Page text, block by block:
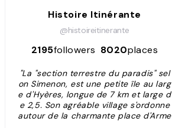
Histoire Itinérante
@histoireitinerante
2195followers 8020places
"La "section terrestre du paradis" sel
on Simenon, est une petite île au larg
e d'Hyères, longue de 7 km et large d
e 2,5. Son agréable village s'ordonne
autour de la charmante place d'Arme